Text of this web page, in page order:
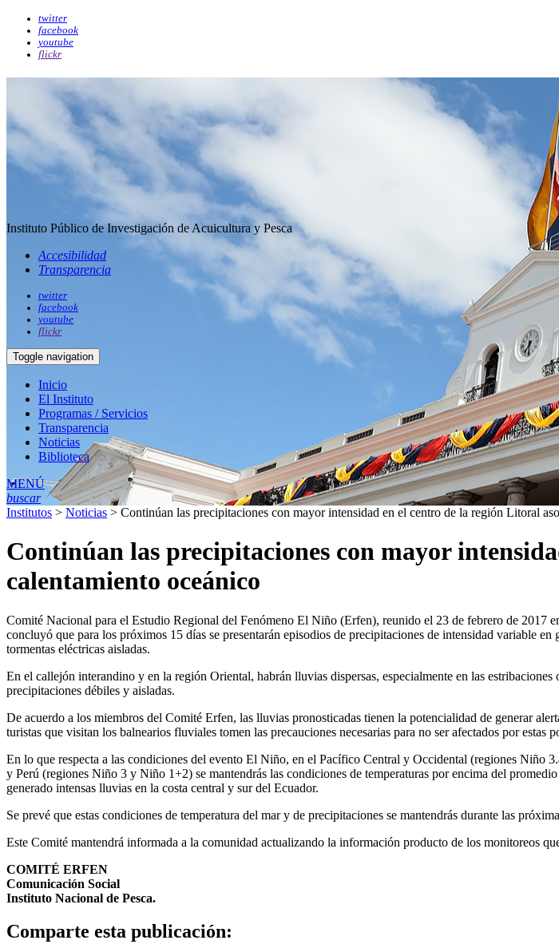
twitter
facebook
youtube
flickr
Instituto Público de Investigación de Acuicultura y Pesca
Accesibilidad
Transparencia
twitter
facebook
youtube
flickr
Toggle navigation
Inicio
El Instituto
Programas / Servicios
Transparencia
Noticias
Biblioteca
MENÚ
buscar
Institutos > Noticias > Continúan las precipitaciones con mayor intensidad en el centro de la región Litoral
Continúan las precipitaciones con mayor
calentamiento oceánico
Comité Nacional para el Estudio Regional del Fenómeno El Niño (Erfen), reunido el 23 de febrero de
concluyó que para los próximos 15 días se presentarán episodios de precipitaciones de intensidad variable
tormentas eléctricas aisladas.
En el callejón interandino y en la región Oriental, habrán lluvias dispersas, especialmente en las
precipitaciones débiles y aisladas.
De acuerdo a los miembros del Comité Erfen, las lluvias pronosticadas tienen la potencialidad de generar
turistas que visitan los balnearios fluviales tomen las precauciones necesarias para no ser afectados por estas
En lo que respecta a las condiciones del evento El Niño, en el Pacífico Central y Occidental (regiones Niño
y Perú (regiones Niño 3 y Niño 1+2) se mantendrás las condiciones de temperaturas por encima del
generado intensas lluvias en la costa central y sur del Ecuador.
Se prevé que estas condiciones de temperatura del mar y de precipitaciones se mantendrás durante las
Este Comité mantendrá informada a la comunidad actualizando la información producto de los monitoreos
COMITÉ ERFEN
Comunicación Social
Instituto Nacional de Pesca.
Comparte esta publicación: